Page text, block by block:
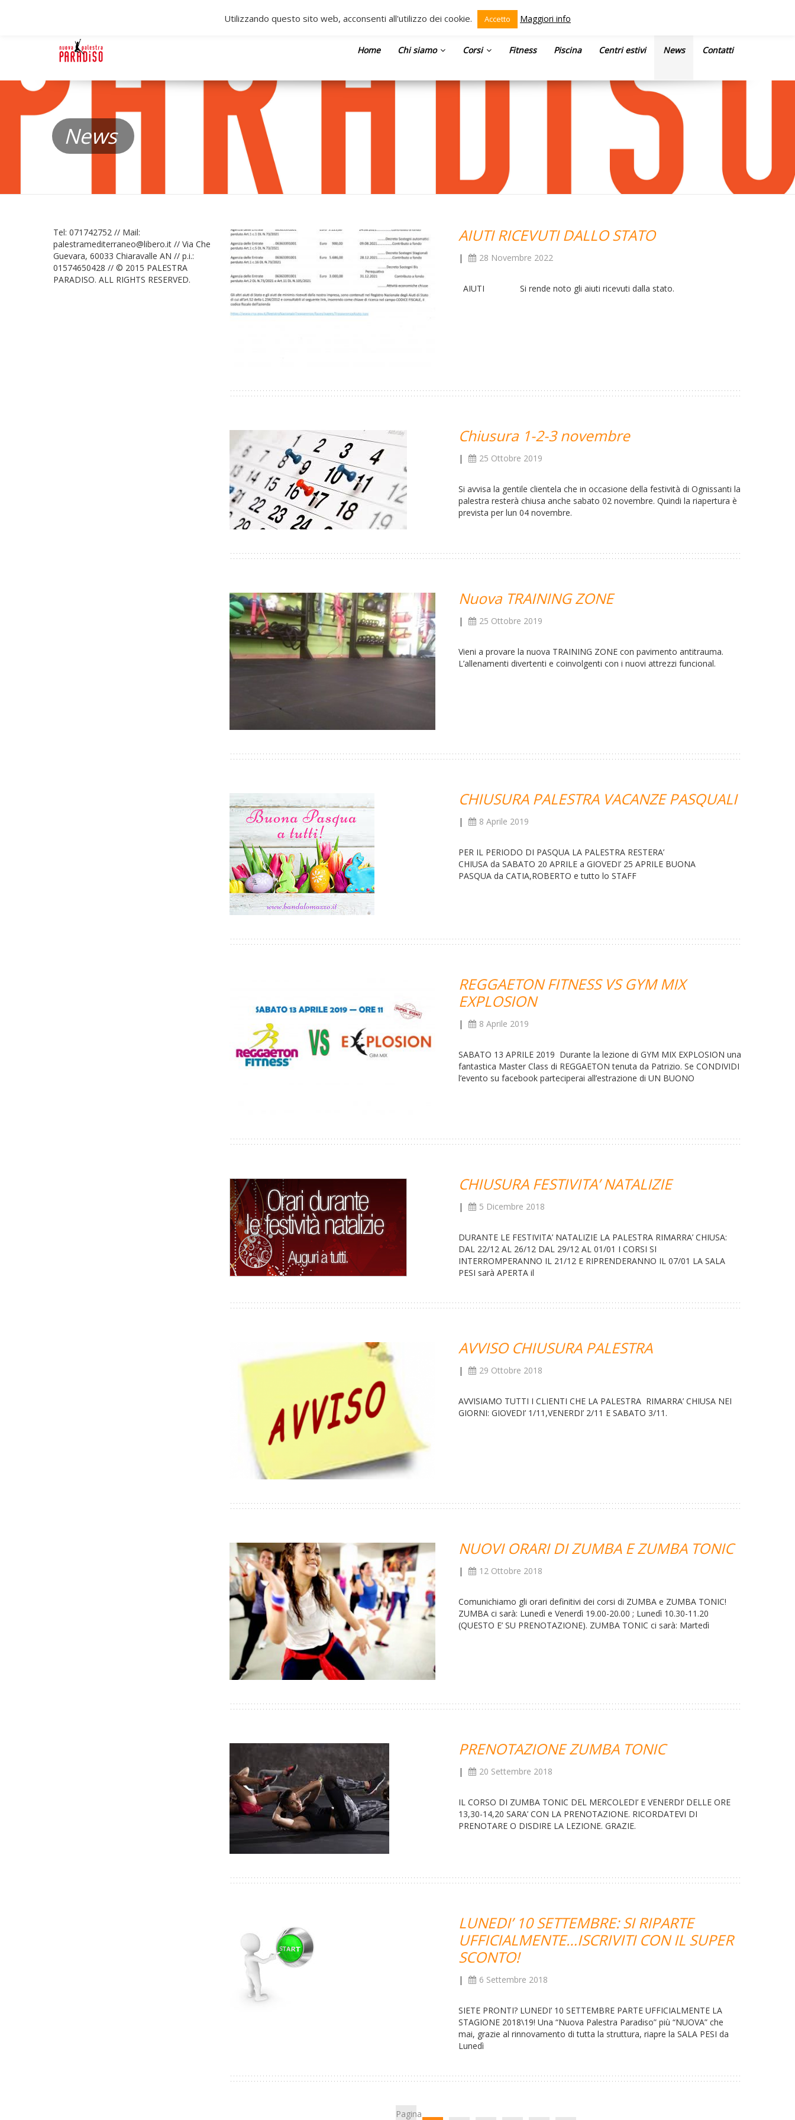
Home Chi siamo Corsi Fitness Piscina Centri estivi News Contatti
News
AIUTI RICEVUTI DALLO STATO
| 28 Novembre 2022
AIUTI Si rende noto gli aiuti ricevuti dalla stato.
Chiusura 1-2-3 novembre
| 25 Ottobre 2019
Si avvisa la gentile clientela che in occasione della festività di Ognissanti la
palestra resterà chiusa anche sabato 02 novembre. Quindi la riapertura è
prevista per lun 04 novembre.
Nuova TRAINING ZONE
| 25 Ottobre 2019
Vieni a provare la nuova TRAINING ZONE con pavimento antitrauma.
L’allenamenti divertenti e coinvolgenti con i nuovi attrezzi funcional.
CHIUSURA PALESTRA VACANZE PASQUALI
| 8 Aprile 2019
PER IL PERIODO DI PASQUA LA PALESTRA RESTERA’
CHIUSA da SABATO 20 APRILE a GIOVEDI’ 25 APRILE BUONA
PASQUA da CATIA,ROBERTO e tutto lo STAFF
REGGAETON FITNESS VS GYM MIX
EXPLOSION
| 8 Aprile 2019
SABATO 13 APRILE 2019 Durante la lezione di GYM MIX EXPLOSION una
fantastica Master Class di REGGAETON tenuta da Patrizio. Se CONDIVIDI
l’evento su facebook parteciperai all’estrazione di UN BUONO
CHIUSURA FESTIVITA’ NATALIZIE
| 5 Dicembre 2018
DURANTE LE FESTIVITA’ NATALIZIE LA PALESTRA RIMARRA’ CHIUSA:
DAL 22/12 AL 26/12 DAL 29/12 AL 01/01 I CORSI SI
INTERROMPERANNO IL 21/12 E RIPRENDERANNO IL 07/01 LA SALA
PESI sarà APERTA il
AVVISO CHIUSURA PALESTRA
| 29 Ottobre 2018
AVVISIAMO TUTTI I CLIENTI CHE LA PALESTRA RIMARRA’ CHIUSA NEI
GIORNI: GIOVEDI’ 1/11,VENERDI’ 2/11 E SABATO 3/11.
NUOVI ORARI DI ZUMBA E ZUMBA TONIC
| 12 Ottobre 2018
Comunichiamo gli orari definitivi dei corsi di ZUMBA e ZUMBA TONIC!
ZUMBA ci sarà: Lunedì e Venerdì 19.00-20.00 ; Lunedì 10.30-11.20
(QUESTO E’ SU PRENOTAZIONE). ZUMBA TONIC ci sarà: Martedì
PRENOTAZIONE ZUMBA TONIC
| 20 Settembre 2018
IL CORSO DI ZUMBA TONIC DEL MERCOLEDI’ E VENERDI’ DELLE ORE
13,30-14,20 SARA’ CON LA PRENOTAZIONE. RICORDATEVI DI
PRENOTARE O DISDIRE LA LEZIONE. GRAZIE.
LUNEDI’ 10 SETTEMBRE: SI RIPARTE
UFFICIALMENTE…ISCRIVITI CON IL SUPER
SCONTO!
| 6 Settembre 2018
SIETE PRONTI? LUNEDI’ 10 SETTEMBRE PARTE UFFICIALMENTE LA
STAGIONE 2018\19! Una “Nuova Palestra Paradiso” più “NUOVA” che
mai, grazie al rinnovamento di tutta la struttura, riapre la SALA PESI da
Lunedì
Pagina
Tel: 071742752 // Mail:
palestramediterraneo@libero.it // Via Che
Guevara, 60033 Chiaravalle AN // p.i.:
01574650428 // © 2015 PALESTRA
PARADISO. ALL RIGHTS RESERVED.
Utilizzando questo sito web, acconsenti all'utilizzo dei cookie. Accetto Maggiori info